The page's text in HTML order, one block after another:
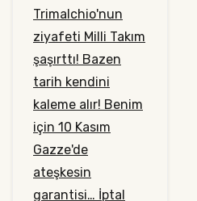
Trimalchio'nun
ziyafeti Milli Takım
şaşırttı! Bazen
tarih kendini
kaleme alır! Benim
için 10 Kasım
Gazze'de
ateşkesin
garantisi… İptal